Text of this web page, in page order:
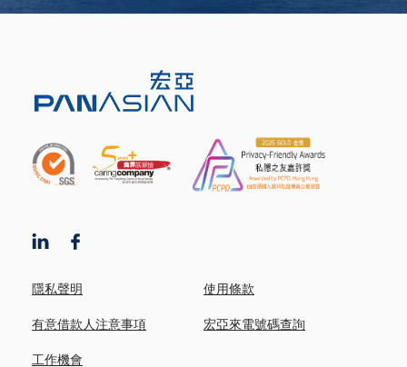
隱私聲明 使用條款
有意借款人注意事項 宏亞來電號碼查詢
工作機會